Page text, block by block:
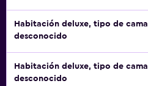
Habitación deluxe, tipo de cama
desconocido
Habitación deluxe, tipo de cama
desconocido